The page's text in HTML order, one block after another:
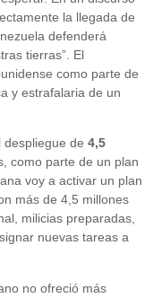
la llegada de
defenderá
tierras”. El
como parte de
y estrafalaria de un
despliegue de 4,5
como parte de un plan
voy a activar un plan
más de 4,5 millones
milicias preparadas,
nuevas tareas a
no ofreció más